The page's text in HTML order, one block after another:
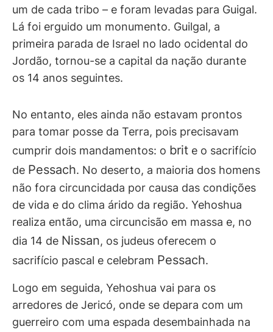
um de cada tribo – e foram levadas para Guigal.
Lá foi erguido um monumento. Guilgal, a
primeira parada de Israel no lado ocidental do
Jordão, tornou-se a capital da nação durante
os 14 anos seguintes.
No entanto, eles ainda não estavam prontos
para tomar posse da Terra, pois precisavam
cumprir dois mandamentos: o brit e o sacrifício
de Pessach. No deserto, a maioria dos homens
não fora circuncidada por causa das condições
de vida e do clima árido da região. Yehoshua
realiza então, uma circuncisão em massa e, no
dia 14 de Nissan, os judeus oferecem o
sacrifício pascal e celebram Pessach.
Logo em seguida, Yehoshua vai para os
arredores de Jericó, onde se depara com um
guerreiro com uma espada desembainhada na